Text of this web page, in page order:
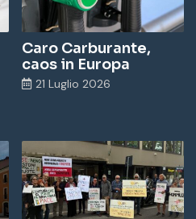
Caro Carburante,
caos in Europa
21 Luglio 2026